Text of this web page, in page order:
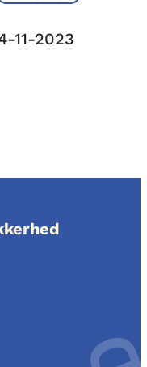
11-2023